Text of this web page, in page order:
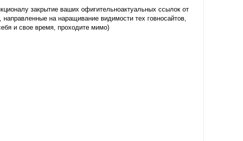
закрытие ваших офигительноактуальных ссылок от
на наращивание видимости тех говносайтов,
и свое время, проходите мимо)